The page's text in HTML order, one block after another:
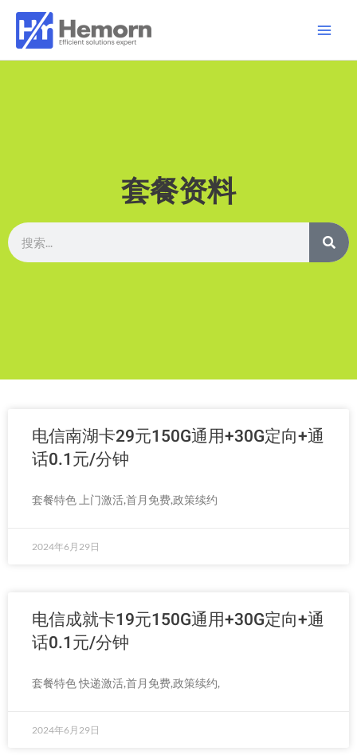
套餐资料
搜
索
搜
电信南湖卡29元150G通用+30G定向+通
话0.1元/分钟
套餐特色 上门激活,首月免费,政策续约
2024年6月29日
电信成就卡19元150G通用+30G定向+通
话0.1元/分钟
套餐特色 快递激活,首月免费,政策续约,
2024年6月29日